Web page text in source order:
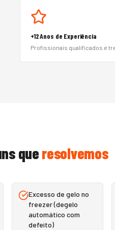
+12 Anos de Experiência
Profissionais qualificados e
queresolvemos
Excesso de gelo no
freezer (degelo
automático com
defeito)